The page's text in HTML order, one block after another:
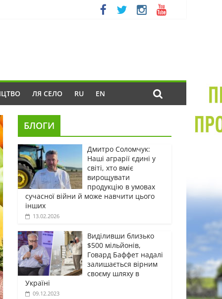
ЛЯ СЕЛО RU EN
БЛОГИ
Дмитро Соломчук:
Наші аграрії єдині у
світі, хто вміє
вирощувати
продукцію в умовах
сучасної війни й може навчити цього
інших
13.02.2026
Виділивши близько
$500 мільйонів,
Говард Баффет надалі
залишається вірним
своєму шляху в
Україні
09.12.2023